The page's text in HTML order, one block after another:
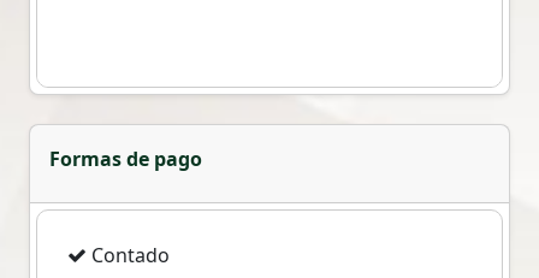
Formas de pago
Contado